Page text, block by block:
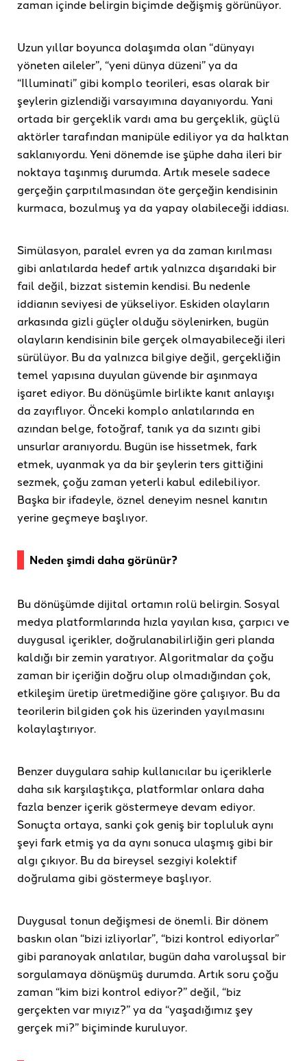
zaman içinde belirgin biçimde değişmiş görünüyor.
Uzun yıllar boyunca dolaşımda olan “dünyayı
yöneten aileler”, “yeni dünya düzeni” ya da
“Illuminati” gibi komplo teorileri, esas olarak bir
şeylerin gizlendiği varsayımına dayanıyordu. Yani
ortada bir gerçeklik vardı ama bu gerçeklik, güçlü
aktörler tarafından manipüle ediliyor ya da halktan
saklanıyordu. Yeni dönemde ise şüphe daha ileri bir
noktaya taşınmış durumda. Artık mesele sadece
gerçeğin çarpıtılmasından öte gerçeğin kendisinin
kurmaca, bozulmuş ya da yapay olabileceği iddiası.
Simülasyon, paralel evren ya da zaman kırılması
gibi anlatılarda hedef artık yalnızca dışarıdaki bir
fail değil, bizzat sistemin kendisi. Bu nedenle
iddianın seviyesi de yükseliyor. Eskiden olayların
arkasında gizli güçler olduğu söylenirken, bugün
olayların kendisinin bile gerçek olmayabileceği ileri
sürülüyor. Bu da yalnızca bilgiye değil, gerçekliğin
temel yapısına duyulan güvende bir aşınmaya
işaret ediyor. Bu dönüşümle birlikte kanıt anlayışı
da zayıflıyor. Önceki komplo anlatılarında en
azından belge, fotoğraf, tanık ya da sızıntı gibi
unsurlar aranıyordu. Bugün ise hissetmek, fark
etmek, uyanmak ya da bir şeylerin ters gittiğini
sezmek, çoğu zaman yeterli kabul edilebiliyor.
Başka bir ifadeyle, öznel deneyim nesnel kanıtın
yerine geçmeye başlıyor.
Neden şimdi daha görünür?
Bu dönüşümde dijital ortamın rolü belirgin. Sosyal
medya platformlarında hızla yayılan kısa, çarpıcı ve
duygusal içerikler, doğrulanabilirliğin geri planda
kaldığı bir zemin yaratıyor. Algoritmalar da çoğu
zaman bir içeriğin doğru olup olmadığından çok,
etkileşim üretip üretmediğine göre çalışıyor. Bu da
teorilerin bilgiden çok his üzerinden yayılmasını
kolaylaştırıyor.
Benzer duygulara sahip kullanıcılar bu içeriklerle
daha sık karşılaştıkça, platformlar onlara daha
fazla benzer içerik göstermeye devam ediyor.
Sonuçta ortaya, sanki çok geniş bir topluluk aynı
şeyi fark etmiş ya da aynı sonuca ulaşmış gibi bir
algı çıkıyor. Bu da bireysel sezgiyi kolektif
doğrulama gibi göstermeye başlıyor.
Duygusal tonun değişmesi de önemli. Bir dönem
baskın olan “bizi izliyorlar”, “bizi kontrol ediyorlar”
gibi paranoyak anlatılar, bugün daha varoluşsal bir
sorgulamaya dönüşmüş durumda. Artık soru çoğu
zaman “kim bizi kontrol ediyor?” değil, “biz
gerçekten var mıyız?” ya da “yaşadığımız şey
gerçek mi?” biçiminde kuruluyor.